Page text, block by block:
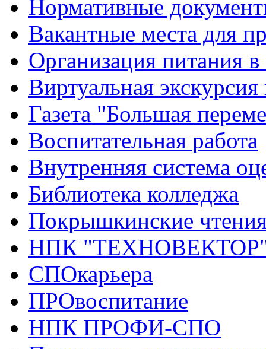
Нормативные
Вакантные места для
Организация питания в
Виртуальная
Газета "Большая
Воспитательная работа
Внутренняя система
Библиотека колледжа
Покрышкинские
НПК
СПОкарьера
ПРОвоспитание
НПК ПРОФИ-СПО